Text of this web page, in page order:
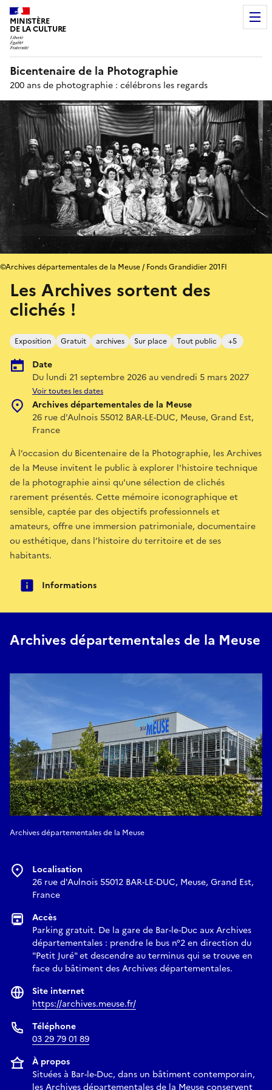
MINISTÈRE
DE LA CULTURE
Bicentenaire de la Photographie
200 ans de photographie : célébrons les regards
Les Archives sortent des
clichés !
Exposition Gratuit archives Sur place Tout public +5
Date
Du lundi 21 septembre 2026 au vendredi 5 mars 2027
Voir toutes les dates
Archives départementales de la Meuse
26 rue d'Aulnois 55012 BAR-LE-DUC, Meuse, Grand Est,
France
©Archives départementales de la Meuse / Fonds Grandidier 201FI
À l’occasion du Bicentenaire de la Photographie, les Archives
de la Meuse invitent le public à explorer l'histoire technique
de la photographie ainsi qu'une sélection de clichés
rarement présentés. Cette mémoire iconographique et
sensible, captée par des objectifs professionnels et
amateurs, offre une immersion patrimoniale, documentaire
ou esthétique, dans l’histoire du territoire et de ses
habitants.
Informations
Archives départementales de la Meuse
Archives départementales de la Meuse
Localisation
26 rue d'Aulnois 55012 BAR-LE-DUC, Meuse, Grand Est,
France
Accès
Parking gratuit. De la gare de Bar-le-Duc aux Archives
départementales : prendre le bus n°2 en direction du
"Petit Juré" et descendre au terminus qui se trouve en
face du bâtiment des Archives départementales.
Site internet
https://archives.meuse.fr/
Téléphone
03 29 79 01 89
À propos
Situées à Bar-le-Duc, dans un bâtiment contemporain,
les Archives départementales de la Meuse conservent